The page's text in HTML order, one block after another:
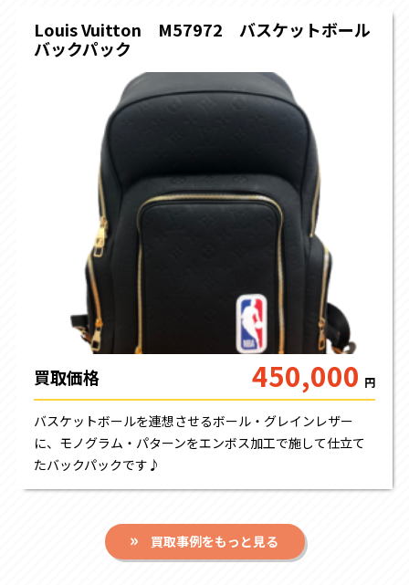
Louis Vuitton M57972 バスケットボール
バックパック
買取価格 450,000 円
バスケットボールを連想させるボール・グレインレザー
に、モノグラム・パターンをエンボス加工で施して仕立て
たバックパックです♪
買取事例をもっと見る